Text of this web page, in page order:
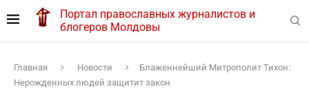
Портал православных журналистов и
блогеров Молдовы
Главная Новости
Блаженнейший Митрополит Тихон:
Нерожденных людей защитит закон